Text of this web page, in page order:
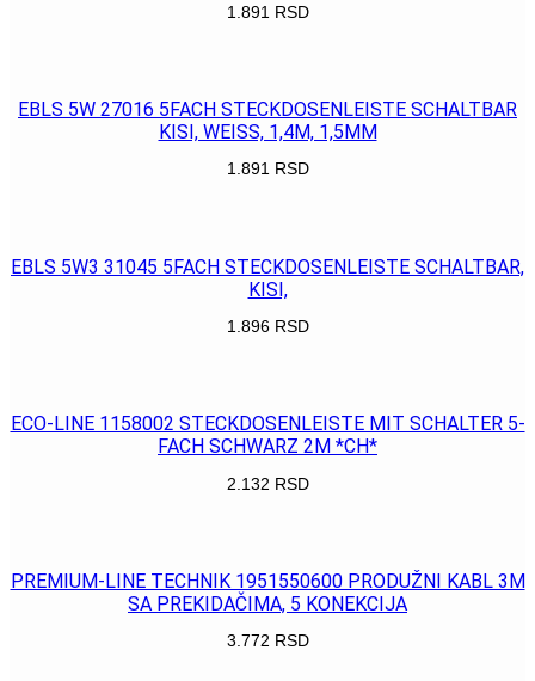
1.891 RSD
EBLS 5W 27016 5FACH STECKDOSENLEISTE SCHALTBAR
KISI, WEISS, 1,4M, 1,5MM
1.891 RSD
EBLS 5W3 31045 5FACH STECKDOSENLEISTE SCHALTBAR,
KISI,
1.896 RSD
ECO-LINE 1158002 STECKDOSENLEISTE MIT SCHALTER 5-
FACH SCHWARZ 2M *CH*
2.132 RSD
PREMIUM-LINE TECHNIK 1951550600 PRODUŽNI KABL 3M
SA PREKIDAČIMA, 5 KONEKCIJA
3.772 RSD